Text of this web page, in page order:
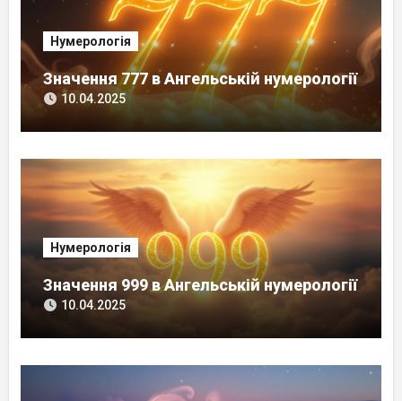
Нумерологія
Значення 777 в Ангельській нумерології
10.04.2025
Нумерологія
Значення 999 в Ангельській нумерології
10.04.2025